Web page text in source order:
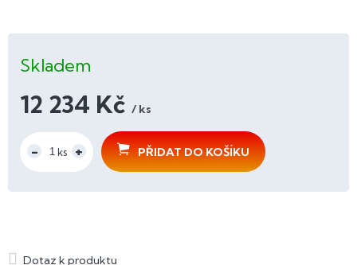
Skladem
12 234 Kč / ks
cena:
PŘIDAT DO KOŠÍKU